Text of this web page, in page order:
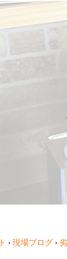
› 現場ブログ ›